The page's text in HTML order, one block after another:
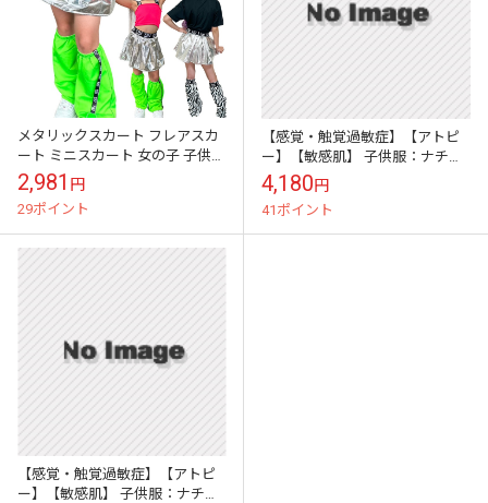
メタリックスカート フレアスカ
ート ミニスカート 女の子 子供服
キッズ ロゴ 無地 シルバー 銀色
110cm～170cm ダン...
2,981 円
29ポイント
【感覚・触覚過敏症】【アトピ
ー】【敏感肌】 子供服：ナチュ
ラルスカート：ピンク
4,180円
41ポイント
【感覚・触覚過敏症】【アトピ
ー】【敏感肌】 子供服：ナチュ